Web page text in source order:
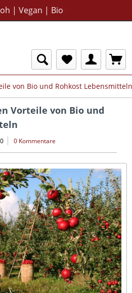
| Vegan | Bio
Plastikfrei
von Bio und Rohkost Lebensmitteln
Vorteile von Bio und
0 Kommentare